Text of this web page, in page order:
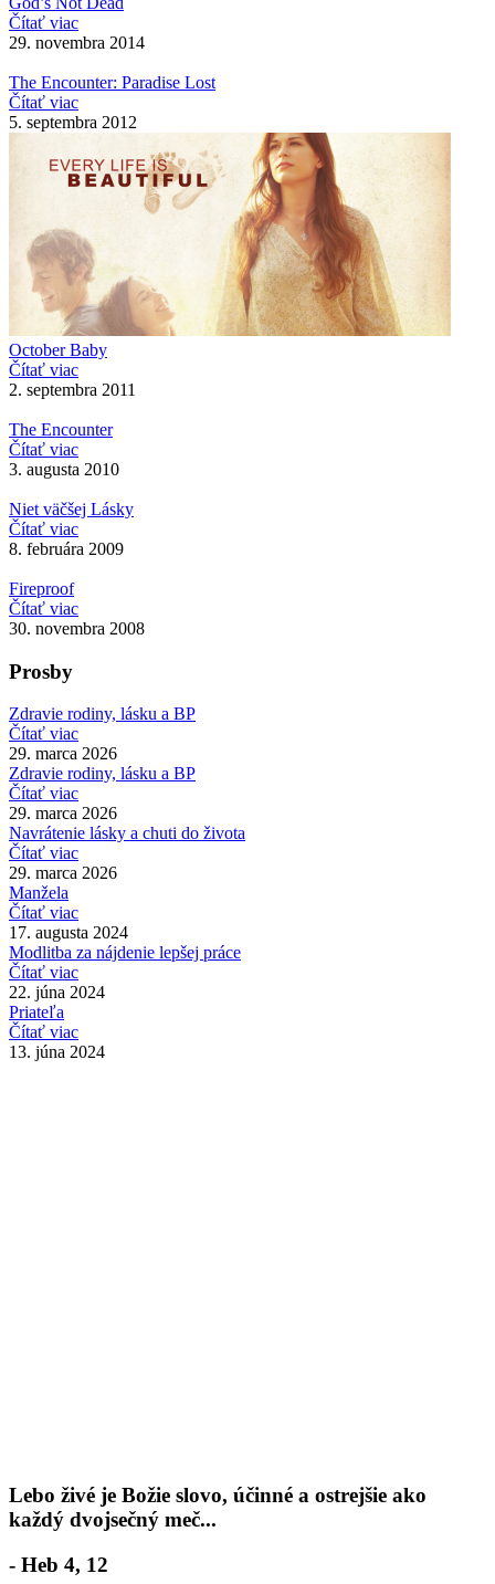
Čítať viac
29. novembra 2014
The Encounter: Paradise Lost
Čítať viac
5. septembra 2012
October Baby
Čítať viac
2. septembra 2011
The Encounter
Čítať viac
3. augusta 2010
Niet väčšej Lásky
Čítať viac
8. februára 2009
Fireproof
Čítať viac
30. novembra 2008
Prosby
Zdravie rodiny, lásku a BP
Čítať viac
29. marca 2026
Zdravie rodiny, lásku a BP
Čítať viac
29. marca 2026
Navrátenie lásky a chuti do života
Čítať viac
29. marca 2026
Manžela
Čítať viac
17. augusta 2024
Modlitba za nájdenie lepšej práce
Čítať viac
22. júna 2024
Priateľa
Čítať viac
13. júna 2024
Lebo živé je Božie slovo, účinné a ostrejšie ako
každý dvojsečný meč...
- Heb 4, 12